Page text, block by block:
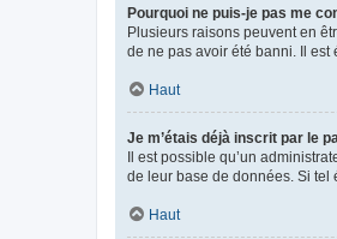
Pourquoi ne puis-je pas me
Plusieurs raisons peuvent en
de ne pas avoir été banni. Il
Haut
Je m’étais déjà inscrit par le
Il est possible qu’un
de leur base de données. Si tel
Haut